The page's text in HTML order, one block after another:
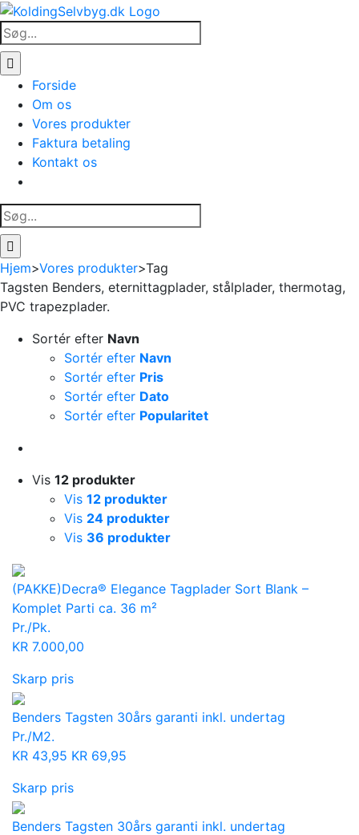
Skip
to
content
Søg
efter:
Forside
Om os
Vores produkter
Faktura betaling
Kontakt os
Søg
efter:
Hjem>Vores produkter>Tag
Tagsten Benders, eternittagplader, stålplader, thermotag,
PVC trapezplader.
Sortér efter Navn
Sortér efter Navn
Sortér efter Pris
Sortér efter Dato
Sortér efter Popularitet
Vis 12 produkter
Vis 12 produkter
Vis 24 produkter
Vis 36 produkter
(PAKKE)Decra® Elegance Tagplader Sort Blank –
Komplet Parti ca. 36 m²
Pr./Pk.
KR 7.000,00
Skarp pris
Benders Tagsten 30års garanti inkl. undertag
Pr./M2.
KR 43,95 KR 69,95
Skarp pris
Benders Tagsten 30års garanti inkl. undertag